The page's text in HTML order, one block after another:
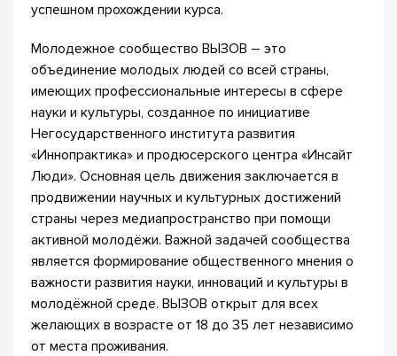
успешном прохождении курса.
Молодежное сообщество ВЫЗОВ – это
объединение молодых людей со всей страны,
имеющих профессиональные интересы в сфере
науки и культуры, созданное по инициативе
Негосударственного института развития
«Иннопрактика» и продюсерского центра «Инсайт
Люди». Основная цель движения заключается в
продвижении научных и культурных достижений
страны через медиапространство при помощи
активной молодёжи. Важной задачей сообщества
является формирование общественного мнения о
важности развития науки, инноваций и культуры в
молодёжной среде. ВЫЗОВ открыт для всех
желающих в возрасте от 18 до 35 лет независимо
от места проживания.